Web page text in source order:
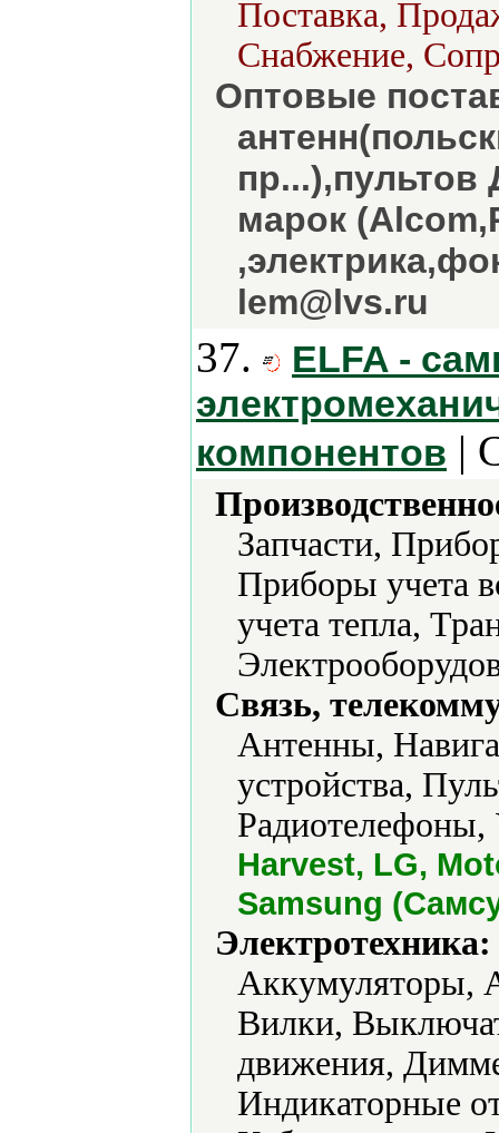
Поставка,
Снабжение,
Оптовые
марок
lem@lvs.ru
37.
ELFA -
компонентов |
Запчасти,
Приборы учета
учета тепла,
Связь,
Антенны,
устройства,
Harvest, LG,
Samsung
Электротехника:
Аккумуляторы,
Вилки,
движения,
Индикаторные